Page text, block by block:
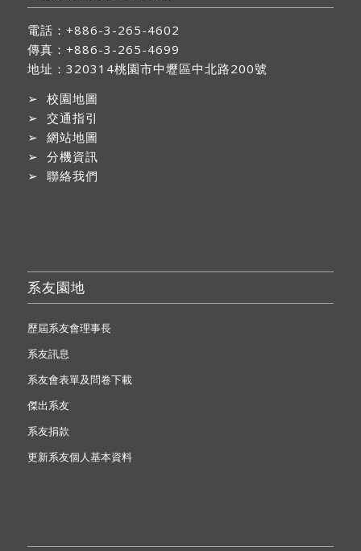
電話：+886-3-265-4602
傳真：+886-3-265-4699
地址： 320314桃園市中壢區中北路200號
➢ 校園地圖
➢ 交通指引
➢ 網站地圖
➢ 分機資訊
➢ 聯絡我們
系友園地
歷屆系友會理事長
系友訊息
系友會表單及問卷下載
傑出系友
系友捐款
更新系友個人基本資料